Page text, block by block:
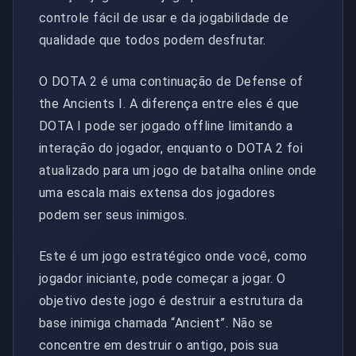
controle fácil de usar e da jogabilidade de
qualidade que todos podem desfrutar.
O DOTA 2 é uma continuação de Defense of
the Ancients I. A diferença entre eles é que
DOTA I pode ser jogado offline limitando a
interação do jogador, enquanto o DOTA 2 foi
atualizado para um jogo de batalha online onde
uma escala mais extensa dos jogadores
podem ser seus inimigos.
Este é um jogo estratégico onde você, como
jogador iniciante, pode começar a jogar. O
objetivo deste jogo é destruir a estrutura da
base inimiga chamada “Ancient”. Não se
concentre em destruir o antigo, pois sua